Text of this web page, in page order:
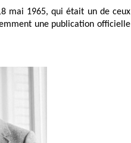
mai 1965, qui était un de ceux
une publication officielle